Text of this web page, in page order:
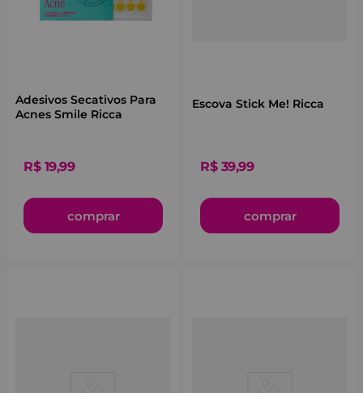
Adesivos Secativos Para
Acnes Smile Ricca
R$ 19,99
comprar
Escova Stick Me! Ricca
R$ 39,99
comprar